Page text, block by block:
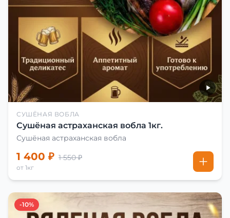
СУШЁНАЯ ВОБЛА
Сушёная астраханская вобла 1кг.
Сушёная астраханская вобла
1 400 ₽ 1 550 ₽
от 1кг
-10%